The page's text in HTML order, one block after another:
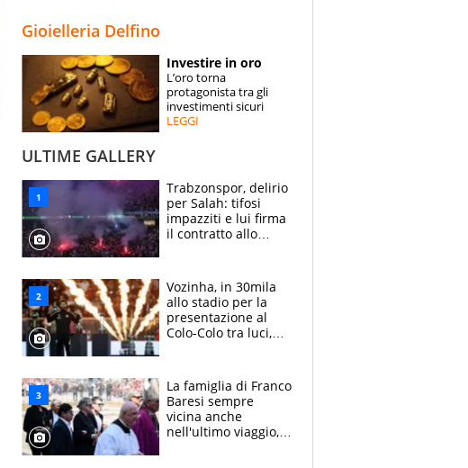
ESPERTI
CONTATTI
Gioielleria Delfino
Investire in oro
L’oro torna
protagonista tra gli
investimenti sicuri
LEGGI
ULTIME GALLERY
Trabzonspor, delirio
per Salah: tifosi
impazziti e lui firma
il contratto allo
Vozinha, in 30mila
allo stadio per la
presentazione al
Colo-Colo tra luci,
La famiglia di Franco
Baresi sempre
vicina anche
nell'ultimo viaggio,